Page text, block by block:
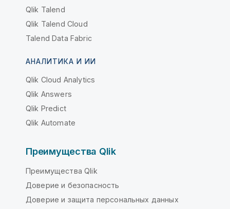
Qlik Talend
Qlik Talend Cloud
Talend Data Fabric
АНАЛИТИКА И ИИ
Qlik Cloud Analytics
Qlik Answers
Qlik Predict
Qlik Automate
Преимущества Qlik
Преимущества Qlik
Доверие и безопасность
Доверие и защита персональных данных